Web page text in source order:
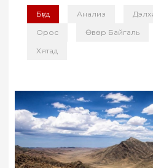
Бүгд Анализ
Орос
Өвөр Байгаль
Хятад